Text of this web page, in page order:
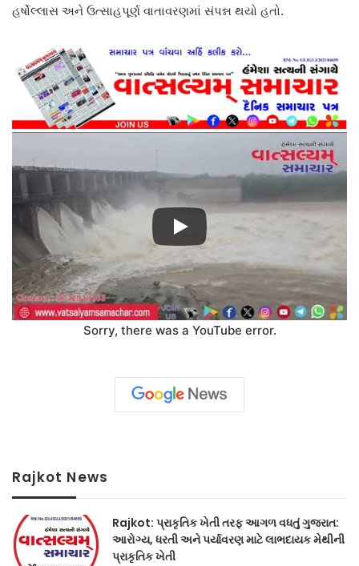
હર્ષોલ્લાસ અને ઉત્સાહપૂર્ણ વાતાવરણમાં સંપન્ન થયો હતો.
Sorry, there was a YouTube error.
Rajkot News
Rajkot: પ્રાકૃતિક ખેતી તરફ આગળ વધતું ગુજરાત:
આરોગ્ય, ધરતી અને પર્યાવરણ માટે લાભદાયક મેથીની
પ્રાકૃતિક ખેતી